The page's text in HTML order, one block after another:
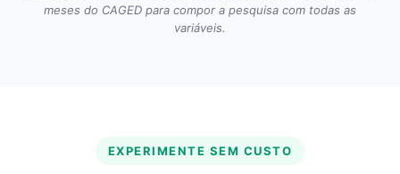
meses do CAGED para compor a pesquisa com todas as
variáveis.
EXPERIMENTE SEM CUSTO